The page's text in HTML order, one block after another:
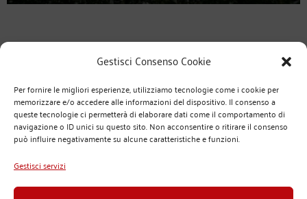
Gestisci Consenso Cookie
Per fornire le migliori esperienze, utilizziamo tecnologie come i cookie per
memorizzare e/o accedere alle informazioni del dispositivo. Il consenso a
queste tecnologie ci permetterà di elaborare dati come il comportamento di
navigazione o ID unici su questo sito. Non acconsentire o ritirare il consenso
può influire negativamente su alcune caratteristiche e funzioni.
Gestisci servizi
Fai clic su "Accetto" per abilitare Google maps
ACCETTO